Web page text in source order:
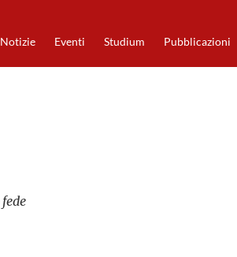
Notizie Eventi Studium Pubblicazioni